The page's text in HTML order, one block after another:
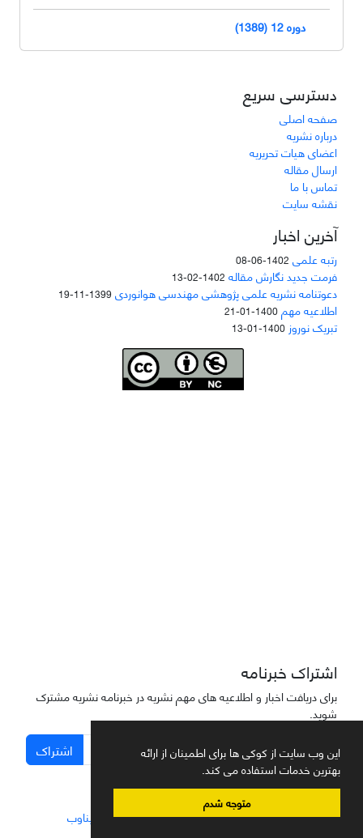
این وب سایت از کوکی ها برای اطمینان از ارائه
بهترین خدمات استفاده می کند.
متوجه شدم
دوره 12 (1389)
دسترسی سریع
صفحه اصلی
درباره نشریه
اعضای هیات تحریریه
ارسال مقاله
تماس با ما
نقشه سایت
آخرین اخبار
رتبه علمی 1402-06-08
فرمت جدید نگارش مقاله 1402-02-13
دعوتنامه نشریه علمی پژوهشی مهندسی هوانوردی1399-11-19
اطلاعیه مهم1400-01-21
تبریک نوروز 1400-01-13
اشتراک خبرنامه
برای دریافت اخبار و اطلاعیه های مهم نشریه در خبرنامه نشریه مشترک
شوید.
اشتراک
سامانه مدیریت نشریات علمی.طراحی و پیاده سازی از سیناوب